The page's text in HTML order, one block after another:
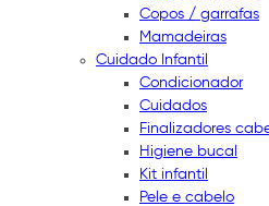
Copos / garrafas
Mamadeiras
Cuidado Infantil
Condicionador
Cuidados
Finalizadores
Higiene bucal
Kit infantil
Pele e cabelo